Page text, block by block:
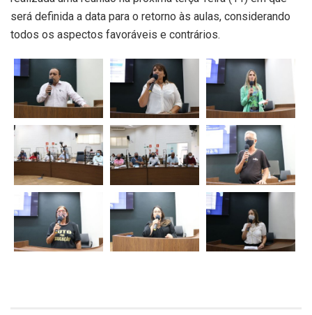
será definida a data para o retorno às aulas, considerando
todos os aspectos favoráveis e contrários.